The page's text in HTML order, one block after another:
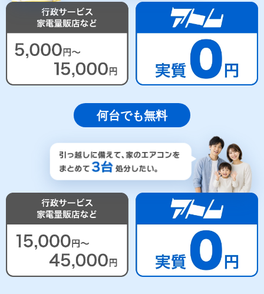
何台でも無料